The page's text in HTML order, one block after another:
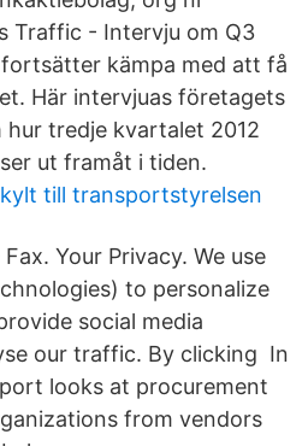
Traffic - Intervju om Q3
kämpa med att få
Här intervjuas företagets
hur tredje kvartalet 2012
ut framåt i tiden.
till transportstyrelsen
Your Privacy. We use
to personalize
social media
our traffic. By clicking In
looks at procurement
from vendors